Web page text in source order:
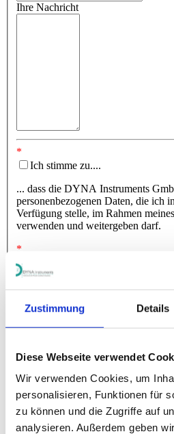
Zustimmung Details
Diese Webseite verwendet
Wir verwenden Cookies, um
personalisieren, Funktionen für
zu können und die Zugriffe auf
analysieren. Außerdem geben
Ihre Nachricht
Ich stimme zu....
... dass die DYNA Instruments
personenbezogenen Daten, die ich
Verfügung stelle, im Rahmen
verwenden und weitergeben darf.
vollumfänglich zu akzeptieren.
Captcha